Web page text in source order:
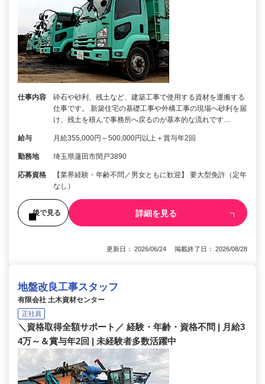
仕事内容
砕石や砂利、残土など、建築工事で使用する資材を運搬する
仕事です。 新築住宅の基礎工事や外構工事の現場へ砂利を届
け、残土を積んで事務所へ戻るのが基本的な流れです…
給与 月給355,000円～500,000円以上＋賞与年2回
勤務地 埼玉県蓮田市閏戸3890
応募資格
【業界経験・年齢不問／男女ともに歓迎】 要大型免許（定年
なし）
後で見る 詳細を見る
更新日： 2026/06/24 掲載終了日： 2026/08/28
地盤改良工事スタッフ
有限会社 土木資材センター
正社員
＼資格取得全額サポート／ 経験・年齢・資格不問 | 月給3
4万～＆賞与年2回 | 未経験者多数活躍中